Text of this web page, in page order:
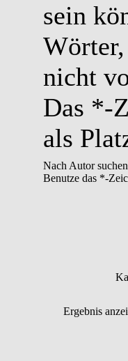
sein
nicht
Das *-
als
Nach Autor
Benutze das *-
Ergebnis